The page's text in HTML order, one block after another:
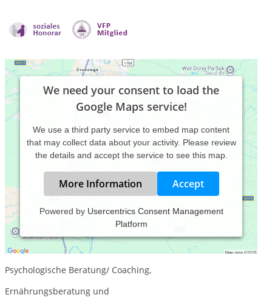
We need your consent to load the
Google Maps service!
We use a third party service to embed map content
that may collect data about your activity. Please review
the details and accept the service to see this map.
More Information Accept
Powered by Usercentrics Consent Management
Platform
natural humanship - Entwicklung I Ernährung I Entspannung
Praxis für
Psychologische Beratung/ Coaching,
Ernährungsberatung und